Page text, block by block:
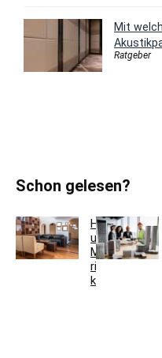
Mit
Ratgeber
Schon gelesen?
Holzfarben
und
Möbel
richtig
kombinieren